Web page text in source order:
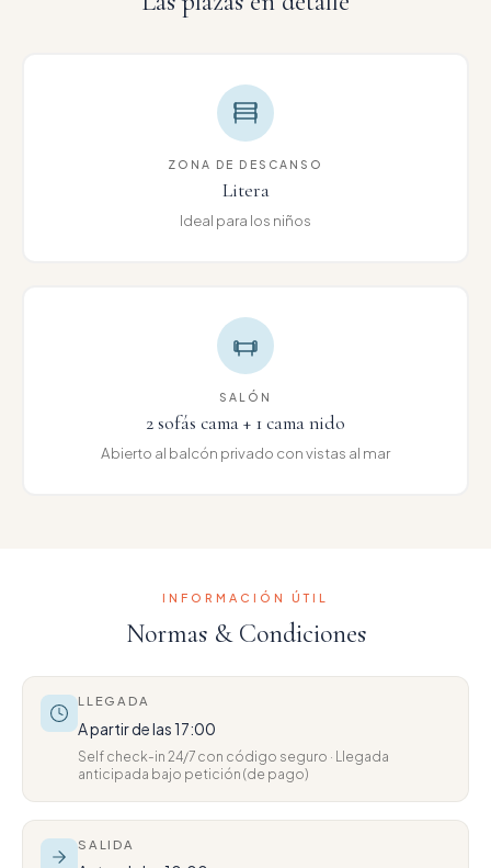
ZONA DE DESCANSO
Litera
Ideal para los niños
SALÓN
2 sofás cama + 1 cama nido
Abierto al balcón privado con vistas al mar
INFORMACIÓN ÚTIL
Normas & Condiciones
LLEGADA
A partir de las 17:00
Self check-in 24/7 con código seguro · Llegada
anticipada bajo petición (de pago)
SALIDA